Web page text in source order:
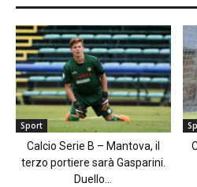
Sport
Calcio Serie B – Mantova, il
terzo portiere sarà Gasparini.
Duello...